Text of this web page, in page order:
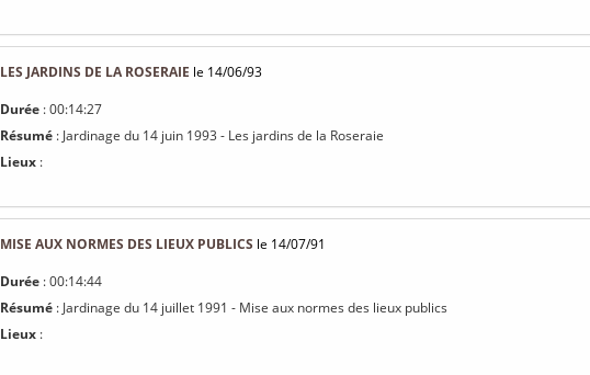
LES JARDINS DE LA ROSERAIE le 14/06/93
Durée : 00:14:27
Résumé : Jardinage du 14 juin 1993 - Les jardins de la Roseraie
Lieux :
MISE AUX NORMES DES LIEUX PUBLICS le 14/07/91
Durée : 00:14:44
Résumé : Jardinage du 14 juillet 1991 - Mise aux normes des lieux publics
Lieux :